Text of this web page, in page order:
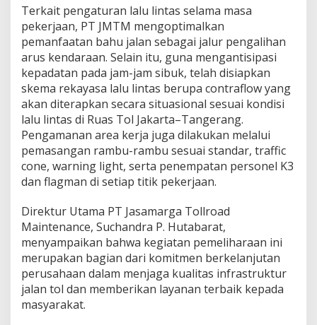
n
t
r
u
k
s
i
d
a
n
S
O
d
R
u
a
s
T
o
l
Terkait pengaturan lalu lintas selama masa
pekerjaan, PT JMTM mengoptimalkan
pemanfaatan bahu jalan sebagai jalur pengalihan
arus kendaraan. Selain itu, guna mengantisipasi
kepadatan pada jam-jam sibuk, telah disiapkan
skema rekayasa lalu lintas berupa contraflow yang
akan diterapkan secara situasional sesuai kondisi
lalu lintas di Ruas Tol Jakarta–Tangerang.
Pengamanan area kerja juga dilakukan melalui
pemasangan rambu-rambu sesuai standar, traffic
cone, warning light, serta penempatan personel K3
dan flagman di setiap titik pekerjaan.
Direktur Utama PT Jasamarga Tollroad
Maintenance, Suchandra P. Hutabarat,
menyampaikan bahwa kegiatan pemeliharaan ini
merupakan bagian dari komitmen berkelanjutan
perusahaan dalam menjaga kualitas infrastruktur
jalan tol dan memberikan layanan terbaik kepada
masyarakat.